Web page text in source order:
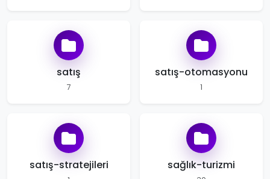
satış
7
satış-otomasyonu
1
satış-stratejileri sağlık-turizmi